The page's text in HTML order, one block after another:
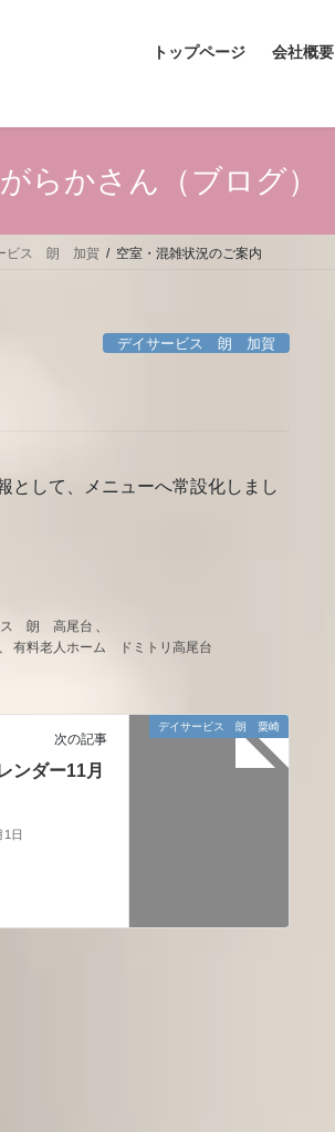
トップページ 会社概要
らかさん（ブログ）
ビス 朗 加賀 空室・混雑状況のご案内
デイサービス 朗 加賀
として、メニューへ常設化しまし
ス 朗 高尾台
有料老人ホーム ドミトリ高尾台
デイサービス 朗 粟崎
次の記事
ンダー11月
1日